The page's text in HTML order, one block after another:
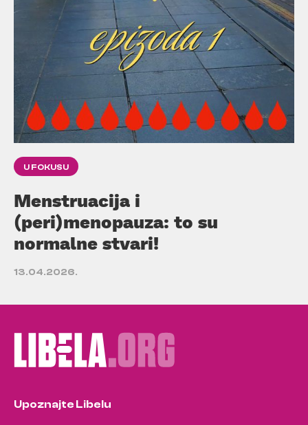
U FOKUSU
Menstruacija i
(peri)menopauza: to su
normalne stvari!
13.04.2026.
Upoznajte Libelu